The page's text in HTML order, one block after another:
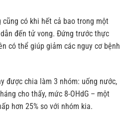
có khi hết cả bao trong một
đến tử vong. Đứng trước thực
có thể giúp giảm các nguy cơ bệnh
được chia làm 3 nhóm: uống nước,
cho thấy, mức 8-OHdG – một
hơn 25% so với nhóm kia.